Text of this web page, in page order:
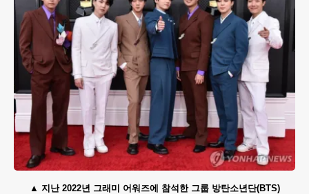
지난 2022년 그래미 어워즈에 참석한 그룹 방탄소년단(BTS)